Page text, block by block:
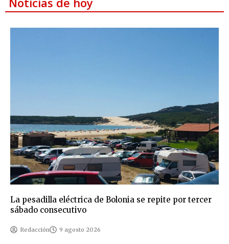
La pesadilla eléctrica de Bolonia se repite por tercer
sábado consecutivo
Redacción 9 agosto 2026